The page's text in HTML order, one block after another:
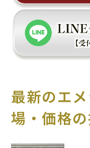
最新のエ
場・価格